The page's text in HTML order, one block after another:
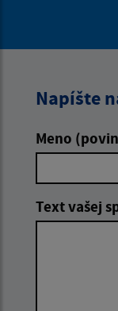
Napíšte
Meno
Text vašej